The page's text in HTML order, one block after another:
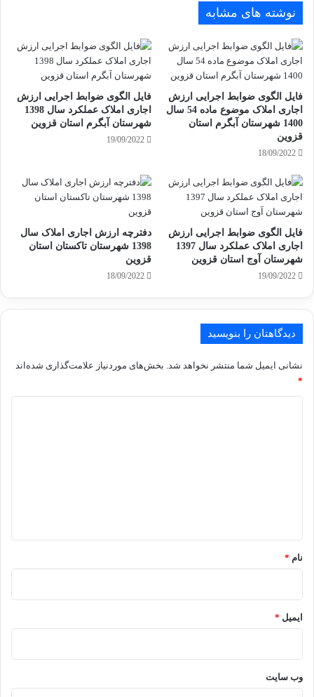
نوشته های مشابه
فایل الگوی ضوابط اجرایی ارزش
اجاری املاک موضوع ماده 54 سال
1400 شهرستان آبگرم استان
قزوین
18/09/2022
فایل الگوی ضوابط اجرایی ارزش
اجاری املاک عملکرد سال 1398
شهرستان آبگرم استان قزوین
19/09/2022
فایل الگوی ضوابط اجرایی ارزش
اجاری املاک عملکرد سال 1397
شهرستان آوج استان قزوین
19/09/2022
دفترچه ارزش اجاری املاک سال
1398 شهرستان تاکستان استان
قزوین
18/09/2022
دیدگاهتان را بنویسید
نشانی ایمیل شما منتشر نخواهد شد. بخش‌های موردنیاز علامت‌گذاری شده‌اند
*
نام *
ایمیل *
وب‌ سایت